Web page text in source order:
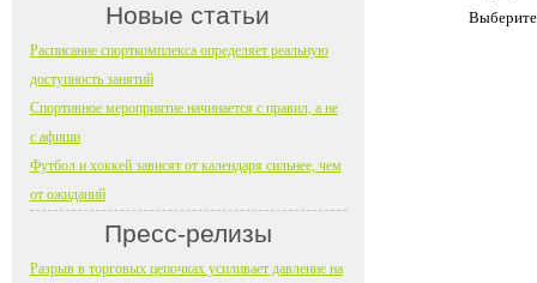
Новые статьи
Расписание спорткомплекса определяет реальную
доступность занятий
Спортивное мероприятие начинается с правил, а не
с афиши
Футбол и хоккей зависят от календаря сильнее, чем
от ожиданий
Пресс-релизы
Разрыв в торговых цепочках усиливает давление на